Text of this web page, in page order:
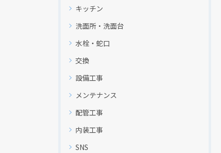
キッチン
洗面所・洗面台
水栓・蛇口
交換
設備工事
メンテナンス
配管工事
内装工事
SNS